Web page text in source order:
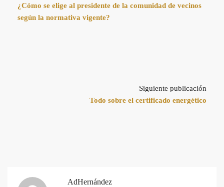
¿Cómo se elige al presidente de la comunidad de vecinos
según la normativa vigente?
Siguiente publicación
Todo sobre el certificado energético
AdHernández